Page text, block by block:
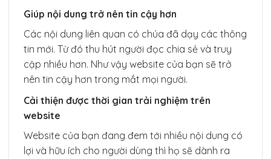
Giúp nội dung trở nên tin cậy hơn
Các nội dung liên quan có chúa đã dạy các thông
tin mới. Từ đó thu hút người đọc chia sẻ và truy
cập nhiều hơn. Như vậy website của bạn sẽ trở
nên tin cậy hơn trong mắt mọi người.
Cải thiện được thời gian trải nghiệm trên
website
Website của bạn đang đem tới nhiều nội dung có
lợi và hữu ích cho người dùng thì họ sẽ dành ra